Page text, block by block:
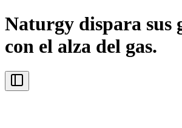
Naturgy dispara sus
con el alza del gas.